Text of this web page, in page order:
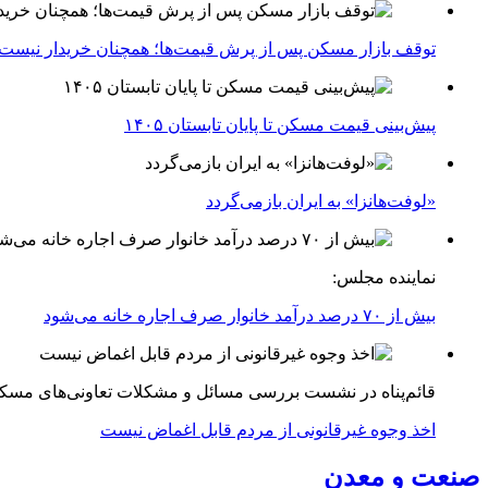
توقف بازار مسکن پس از پرش قیمت‌ها؛ همچنان خریدار
پیش‌بینی قیمت مسکن تا پایان تابستان ۱۴۰۵
«لوفت‌هانزا» به ایران بازمی‌گردد
نماینده مجلس:
بیش از ۷۰ درصد درآمد خانوار صرف اجاره خانه می‌شود
قائم‌پناه در نشست بررسی مسائل و مشکلات تعاونی‌های
اخذ وجوه غیرقانونی از مردم قابل اغماض نیست
صنعت و معدن